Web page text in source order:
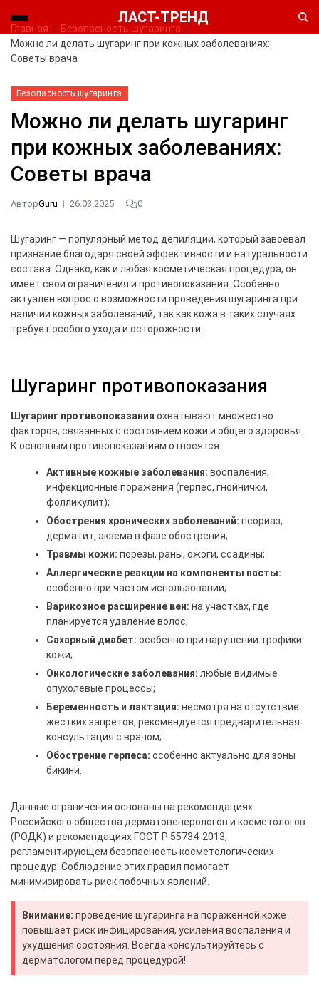
ЛАСТ-ТРЕНД
Главная
Безопасность шугаринга
Можно ли делать шугаринг при кожных заболеваниях:
Советы врача
Безопасность шугаринга
Можно ли делать шугаринг
при кожных заболеваниях:
Советы врача
АвторGuru 26.03.2025 0
Шугаринг — популярный метод депиляции, который завоевал
признание благодаря своей эффективности и натуральности
состава. Однако, как и любая косметическая процедура, он
имеет свои ограничения и противопоказания. Особенно
актуален вопрос о возможности проведения шугаринга при
наличии кожных заболеваний, так как кожа в таких случаях
требует особого ухода и осторожности.
Шугаринг противопоказания
Шугаринг противопоказания охватывают множество
факторов, связанных с состоянием кожи и общего здоровья.
К основным противопоказаниям относятся:
Активные кожные заболевания: воспаления,
инфекционные поражения (герпес, гнойнички,
фолликулит);
Обострения хронических заболеваний: псориаз,
дерматит, экзема в фазе обострения;
Травмы кожи: порезы, раны, ожоги, ссадины;
Аллергические реакции на компоненты пасты:
особенно при частом использовании;
Варикозное расширение вен: на участках, где
планируется удаление волос;
Сахарный диабет: особенно при нарушении трофики
кожи;
Онкологические заболевания: любые видимые
опухолевые процессы;
Беременность и лактация: несмотря на отсутствие
жестких запретов, рекомендуется предварительная
консультация с врачом;
Обострение герпеса: особенно актуально для зоны
бикини.
Данные ограничения основаны на рекомендациях
Российского общества дерматовенерологов и косметологов
(РОДК) и рекомендациях ГОСТ Р 55734-2013,
регламентирующем безопасность косметологических
процедур. Соблюдение этих правил помогает
минимизировать риск побочных явлений.
Внимание: проведение шугаринга на пораженной коже
повышает риск инфицирования, усиления воспаления и
ухудшения состояния. Всегда консультируйтесь с
дерматологом перед процедурой!